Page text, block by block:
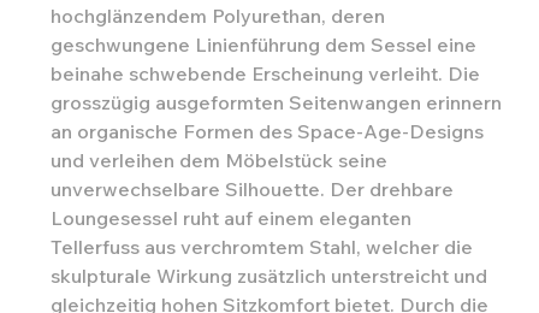
hochglänzendem Polyurethan, deren
geschwungene Linienführung dem Sessel eine
beinahe schwebende Erscheinung verleiht. Die
grosszügig ausgeformten Seitenwangen erinnern
an organische Formen des Space-Age-Designs
und verleihen dem Möbelstück seine
unverwechselbare Silhouette. Der drehbare
Loungesessel ruht auf einem eleganten
Tellerfuss aus verchromtem Stahl, welcher die
skulpturale Wirkung zusätzlich unterstreicht und
gleichzeitig hohen Sitzkomfort bietet. Durch die